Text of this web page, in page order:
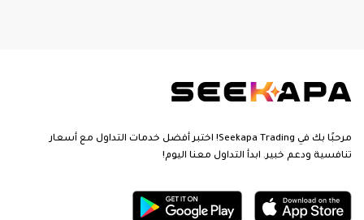
مرحبًا بك في Seekapa Trading! اختبر أفضل خدمات التداول مع أسعار
تنافسية ودعم خبير. ابدأ التداول معنا اليوم!